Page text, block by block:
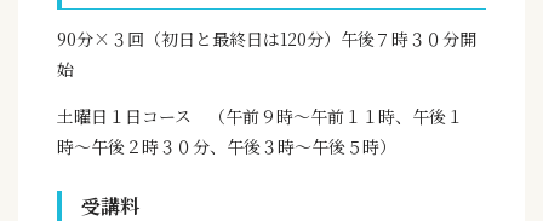
90分×３回（初日と最終日は120分）午後７時３０分開
始
土曜日１日コース （午前９時〜午前１１時、午後１
時〜午後２時３０分、午後３時〜午後５時）
受講料